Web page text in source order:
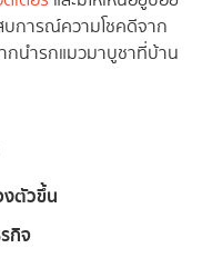
บการณ์ความโชคดีจาก
กนำรกแมวมาบูชาที่บ้าน
ตัวขึ้น
กิจ